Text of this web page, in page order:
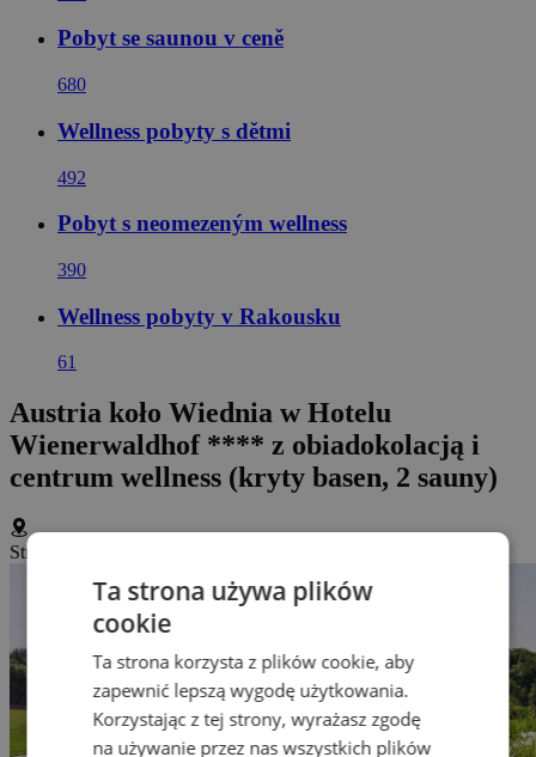
Pobyt se saunou v ceně
680
Wellness pobyty s dětmi
492
Pobyt s neomezeným wellness
390
Wellness pobyty v Rakousku
61
Austria koło Wiednia w Hotelu
Wienerwaldhof **** z obiadokolacją i
centrum wellness (kryty basen, 2 sauny)
Strohzogl 67, Tullnerbach, Austria
Ta strona używa plików
cookie
Ta strona korzysta z plików cookie, aby
zapewnić lepszą wygodę użytkowania.
Korzystając z tej strony, wyrażasz zgodę
na używanie przez nas wszystkich plików